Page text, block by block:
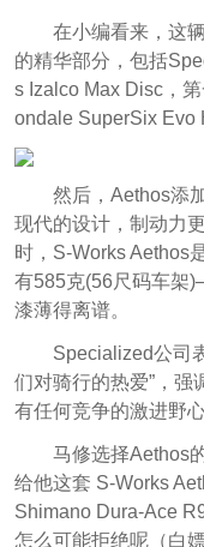
在小编看来，这
的精华部分，包括
s Izalco Max Disc，
ondale SuperSix Evo
然后， Aethos添
现代的设计，制动力
时，S-Works Aethos
有585克(56尺码车
漆薄得离谱。
Specialized公司
们对骑行的热爱”，强
有任何竞争的激进野
马修选择Aethos
给他这套 S-Works
Shimano Dura-Ace
怎么可能拒绝呢（白